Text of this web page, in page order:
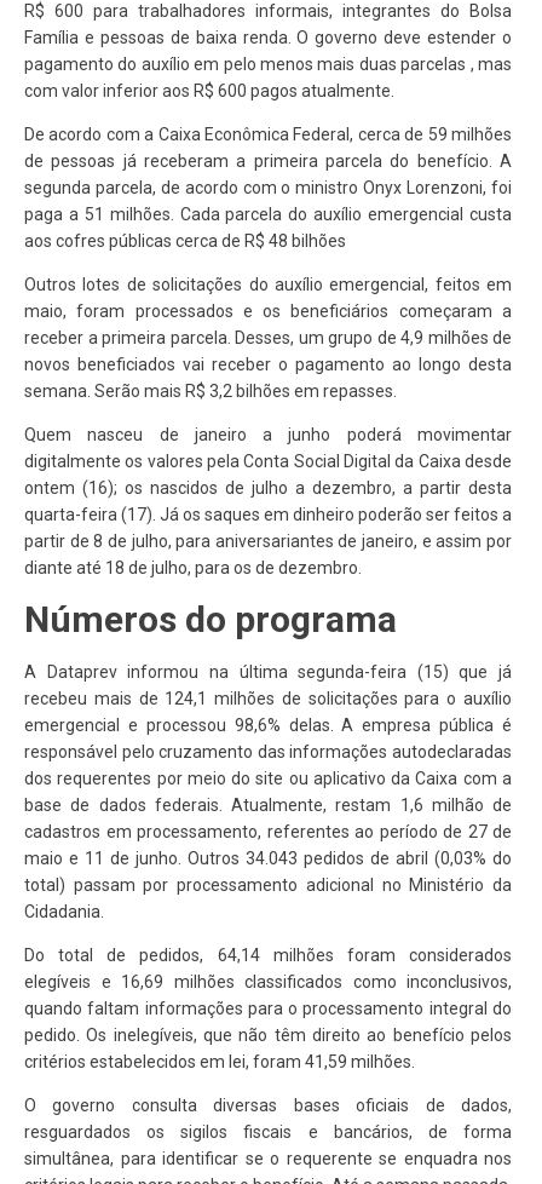
R$ 600 para trabalhadores informais, integrantes do Bolsa
Família e pessoas de baixa renda. O governo deve estender o
pagamento do auxílio em pelo menos mais duas parcelas , mas
com valor inferior aos R$ 600 pagos atualmente.
De acordo com a Caixa Econômica Federal, cerca de 59 milhões
de pessoas já receberam a primeira parcela do benefício. A
segunda parcela, de acordo com o ministro Onyx Lorenzoni, foi
paga a 51 milhões. Cada parcela do auxílio emergencial custa
aos cofres públicas cerca de R$ 48 bilhões
Outros lotes de solicitações do auxílio emergencial, feitos em
maio, foram processados e os beneficiários começaram a
receber a primeira parcela. Desses, um grupo de 4,9 milhões de
novos beneficiados vai receber o pagamento ao longo desta
semana. Serão mais R$ 3,2 bilhões em repasses.
Quem nasceu de janeiro a junho poderá movimentar
digitalmente os valores pela Conta Social Digital da Caixa desde
ontem (16); os nascidos de julho a dezembro, a partir desta
quarta-feira (17). Já os saques em dinheiro poderão ser feitos a
partir de 8 de julho, para aniversariantes de janeiro, e assim por
diante até 18 de julho, para os de dezembro.
Números do programa
A Dataprev informou na última segunda-feira (15) que já
recebeu mais de 124,1 milhões de solicitações para o auxílio
emergencial e processou 98,6% delas. A empresa pública é
responsável pelo cruzamento das informações autodeclaradas
dos requerentes por meio do site ou aplicativo da Caixa com a
base de dados federais. Atualmente, restam 1,6 milhão de
cadastros em processamento, referentes ao período de 27 de
maio e 11 de junho. Outros 34.043 pedidos de abril (0,03% do
total) passam por processamento adicional no Ministério da
Cidadania.
Do total de pedidos, 64,14 milhões foram considerados
elegíveis e 16,69 milhões classificados como inconclusivos,
quando faltam informações para o processamento integral do
pedido. Os inelegíveis, que não têm direito ao benefício pelos
critérios estabelecidos em lei, foram 41,59 milhões.
O governo consulta diversas bases oficiais de dados,
resguardados os sigilos fiscais e bancários, de forma
simultânea, para identificar se o requerente se enquadra nos